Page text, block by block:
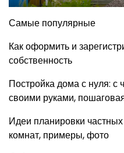
Самые популярные
Как оформить и
собственность
Постройка дома с нуля: с
своими руками,
Идеи планировки
комнат, примеры, фото